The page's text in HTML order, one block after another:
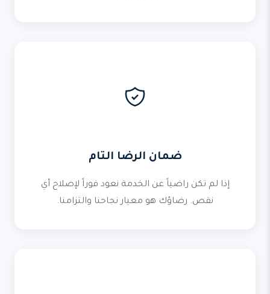
ضمان الرضا التام
إذا لم تكن راضياً عن الخدمة نعود فوراً لإصلاح أي
نقص. رضاؤك هو معيار نجاحنا والتزامنا.